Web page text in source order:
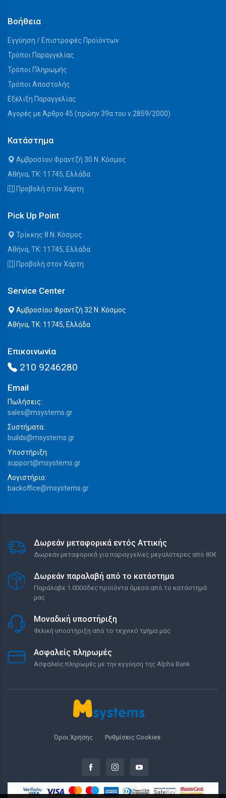
Βοήθεια
Εγγύηση / Επιστροφές Προϊόντων
Τρόποι Παραγγελίας
Τρόποι Πληρωμής
Τρόποι Αποστολής
Εξέλιξη Παραγγελίας
Αγορές με Άρθρο 45 (πρώην 39α του ν.2859/2000)
Κατάστημα
Αμβροσίου Φραντζή 30 Ν. Κόσμος
Αθήνα, ΤΚ: 11745, Ελλάδα
Προβολή στον Χάρτη
Pick Up Point
Τρίκκης 8 Ν. Κόσμος
Αθήνα, ΤΚ: 11745, Ελλάδα
Προβολή στον Χάρτη
Service Center
Αμβροσίου Φραντζή 32 Ν. Κόσμος
Αθήνα, ΤΚ: 11745, Ελλάδα
Επικοινωνία
210 9246280
Email
Πωλήσεις:
sales@msystems.gr
Συστήματα:
builds@msystems.gr
Υποστήριξη:
support@msystems.gr
Λογιστήριο:
backoffice@msystems.gr
Δωρεάν μεταφορικά εντός Αττικής
Δωρεάν μεταφορικά για παραγγελίες μεγαλύτερες από 80€
Δωρεάν παραλαβή από το κατάστημα
Παράλαβε 1.000άδες προϊόντα άμεσα από το κατάστημά
μας
Μοναδική υποστήριξη
Φιλική υποστήριξη από το τεχνικό τμήμα μας
Ασφαλείς πληρωμές
Ασφαλείς πληρωμές με την εγγύηση της Alpha Bank
Όροι Χρήσης Ρυθμίσεις Cookies